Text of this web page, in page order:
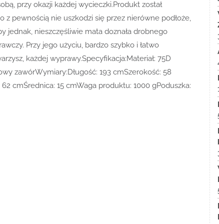
przy okazji każdej wycieczki.Produkt został
z pewnością nie uszkodzi się przez nierówne podłoże,
jednak, nieszczęśliwie mata doznała drobnego
Przy jego użyciu, bardzo szybko i łatwo
każdej wyprawy.Specyfikacja:Materiał: 75D
zawórWymiary:Długość: 193 cmSzerokość: 58
cmŚrednica: 15 cmWaga produktu: 1000 gPoduszka: